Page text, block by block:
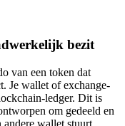
bezit
van een token dat
Je wallet of exchange-
ledger. Dit is
om gedeeld en